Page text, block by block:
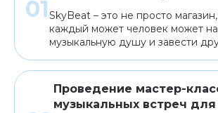
SkyBeat – это не просто
каждый может человек может
музыкальную душу и завести
Проведение мастер-
музыкальных встреч для